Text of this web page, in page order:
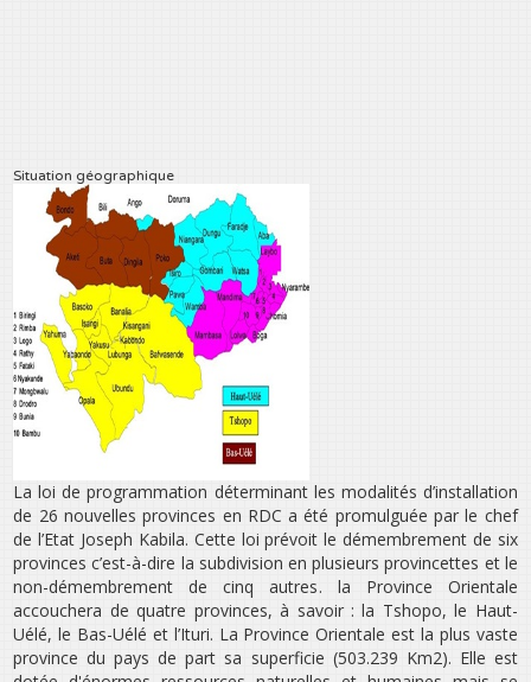
Situation géographique
La loi de programmation déterminant les modalités d’installation
de 26 nouvelles provinces en RDC a été promulguée par le chef
de l’Etat Joseph Kabila. Cette loi prévoit le démembrement de six
provinces c’est-à-dire la subdivision en plusieurs provincettes et le
non-démembrement de cinq autres. la Province Orientale
accouchera de quatre provinces, à savoir : la Tshopo, le Haut-
Uélé, le Bas-Uélé et l’Ituri. La Province Orientale est la plus vaste
province du pays de part sa superficie (503.239 Km2). Elle est